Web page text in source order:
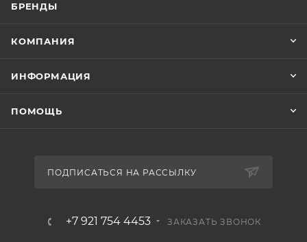
БРЕНДЫ
КОМПАНИЯ
ИНФОРМАЦИЯ
ПОМОЩЬ
ПОДПИСАТЬСЯ НА РАССЫЛКУ
+7 921 754 4453 ЗАКАЗАТЬ ЗВОНОК